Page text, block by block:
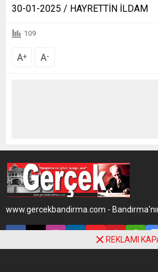
30-01-2025 / HAYRETTİN İLDAM
109
A+ A-
www.gercekbandirma.com -
REKLAMI